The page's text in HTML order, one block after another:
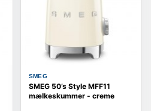
SMEG
SMEG 50’s Style MFF11
mælkeskummer - creme